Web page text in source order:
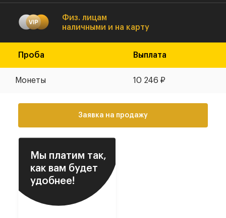
Физ. лицам
наличными и на карту
Проба Выплата
Монеты 10 246 ₽
Заявка на продажу
Мы платим так,
как вам будет
удобнее!